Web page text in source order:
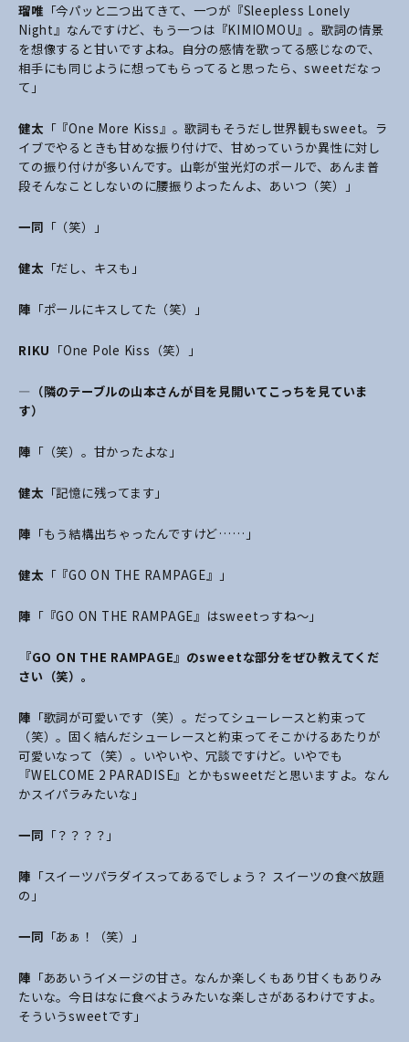
瑠唯 「今パッと二つ出てきて、一つが『Sleepless Lonely
Night』なんですけど、もう一つは『KIMIOMOU』。歌詞の情景
を想像すると甘いですよね。自分の感情を歌ってる感じなので、
相手にも同じように想ってもらってると思ったら、sweetだなっ
て」
健太 「『One More Kiss』。歌詞もそうだし世界観もsweet。ラ
イブでやるときも甘めな振り付けで、甘めっていうか異性に対し
ての振り付けが多いんです。山彰が蛍光灯のポールで、あんま普
段そんなことしないのに腰振りよったんよ、あいつ（笑）」
一同 「（笑）」
健太 「だし、キスも」
陣 「ポールにキスしてた（笑）」
RIKU 「One Pole Kiss（笑）」
―（隣のテーブルの山本さんが目を見開いてこっちを見ていま
す）
陣 「（笑）。甘かったよな」
健太 「記憶に残ってます」
陣 「もう結構出ちゃったんですけど……」
健太 「『GO ON THE RAMPAGE』」
陣 「『GO ON THE RAMPAGE』はsweetっすね～」
――『GO ON THE RAMPAGE』のsweetな部分をぜひ教えてくだ
さい（笑）。
陣 「歌詞が可愛いです（笑）。だってシューレースと約束って
（笑）。固く結んだシューレースと約束ってそこかけるあたりが
可愛いなって（笑）。いやいや、冗談ですけど。いやでも
『WELCOME 2 PARADISE』とかもsweetだと思いますよ。なん
かスイパラみたいな」
一同 「？？？？」
陣 「スイーツパラダイスってあるでしょう？ スイーツの食べ放題
の」
一同 「あぁ！（笑）」
陣 「ああいうイメージの甘さ。なんか楽しくもあり甘くもありみ
たいな。今日はなに食べようみたいな楽しさがあるわけですよ。
そういうsweetです」